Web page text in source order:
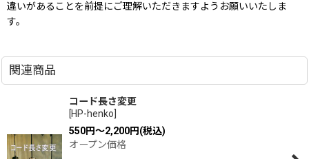
違いがあることを前提にご理解いただきますようお願いいたしま
す。
関連商品
コード長さ変更
[HP-henko
550円～2,200円(税込)
オープン価格